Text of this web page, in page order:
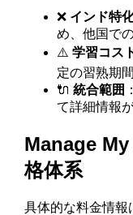
❌ インド特
め、他国で
⚠️学習コス
定の習熟期
🔌統合範囲
て詳細情報
Manage
格体系
具体的な料金情報